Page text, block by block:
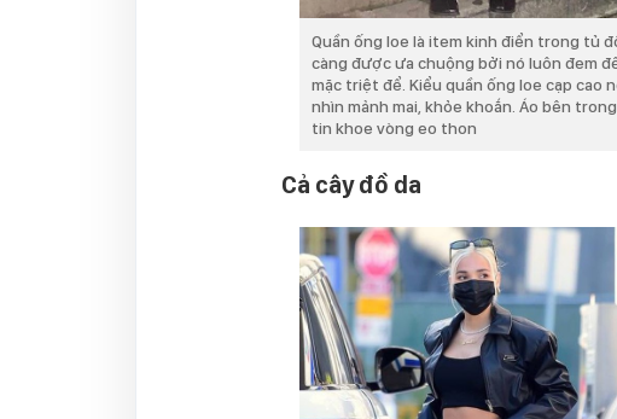
Quần ống loe là item kinh điển trong tủ
càng được ưa chuộng bởi nó luôn đem
mặc triệt để. Kiểu quần ống loe cạp cao
nhìn mảnh mai, khỏe khoắn. Áo bên
tin khoe vòng eo thon
Cả cây đồ da